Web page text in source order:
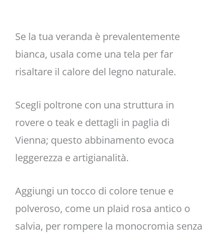
Se la tua veranda è prevalentemente
bianca, usala come una tela per far
risaltare il calore del legno naturale.
Scegli poltrone con una struttura in
rovere o teak e dettagli in paglia di
Vienna; questo abbinamento evoca
leggerezza e artigianalità.
Aggiungi un tocco di colore tenue e
polveroso, come un plaid rosa antico o
salvia, per rompere la monocromia senza